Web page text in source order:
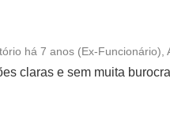
Conciliação com a vida
há 7 anos (Ex-Funcionário),
claras e sem muita